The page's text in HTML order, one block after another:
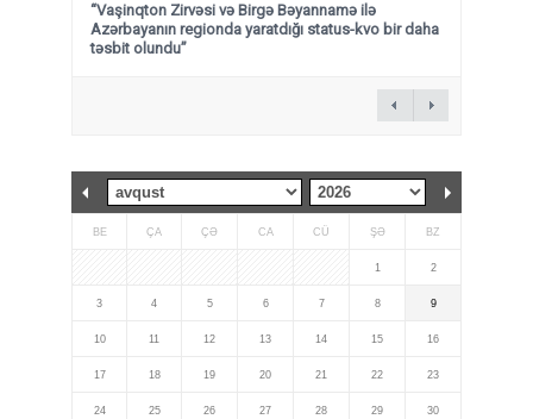
“Vaşinqton Zirvəsi və Birgə Bəyannamə ilə
Azərbayanın regionda yaratdığı status-kvo bir daha
təsbit olundu”
BE ÇA ÇƏ CA CÜ ŞƏ BZ
1 2
3 4 5 6 7 8 9
10 11 12 13 14 15 16
17 18 19 20 21 22 23
24 25 26 27 28 29 30